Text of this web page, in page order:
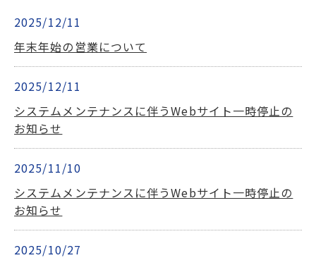
2025/12/11
年末年始の営業について
2025/12/11
システムメンテナンスに伴うWebサイト一時停止の
お知らせ
2025/11/10
システムメンテナンスに伴うWebサイト一時停止の
お知らせ
2025/10/27